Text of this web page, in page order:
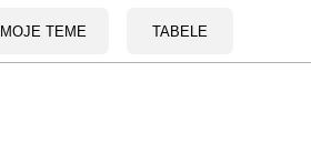
MOJE TEME TABELE